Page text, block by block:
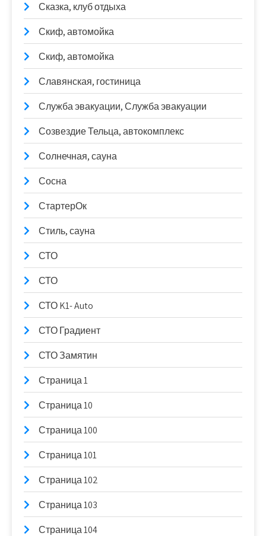
Сказка, клуб отдыха
Скиф, автомойка
Скиф, автомойка
Славянская, гостиница
Служба эвакуации, Служба эвакуации
Созвездие Тельца, автокомплекс
Солнечная, сауна
Сосна
СтартерОк
Стиль, сауна
СТО
СТО
СТО K1- Auto
СТО Градиент
СТО Замятин
Страница 1
Страница 10
Страница 100
Страница 101
Страница 102
Страница 103
Страница 104